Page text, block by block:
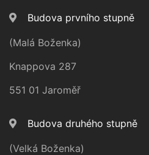
Budova prvního stupně
(Malá Boženka)
Knappova 287
551 01 Jaroměř
Budova druhého stupně
(Velká Boženka)